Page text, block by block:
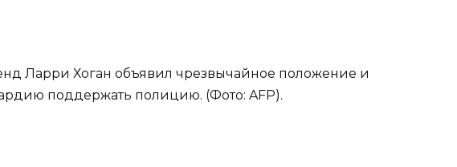
Ларри Хоган объявил чрезвычайное положение и
поддержать полицию. (Фото: AFP).